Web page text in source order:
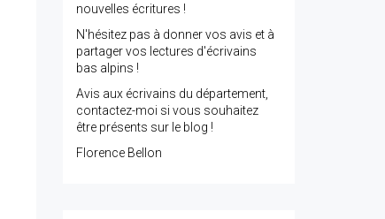
nouvelles écritures !
N'hésitez pas à donner vos avis et à
partager vos lectures d'écrivains
bas alpins !
Avis aux écrivains du département,
contactez-moi si vous souhaitez
être présents sur le blog !
Florence Bellon